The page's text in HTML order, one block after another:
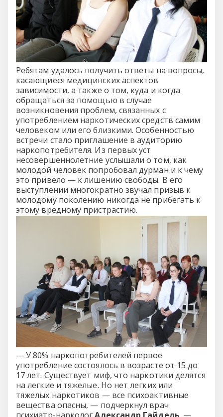
Ребятам удалось получить ответы на вопросы,
касающиеся медицинских аспектов
зависимости, а также о том, куда и когда
обращаться за помощью в случае
возникновения проблем, связанных с
употреблением наркотических средств самим
человеком или его близкими. Особенностью
встречи стало приглашение в аудиторию
наркопотребителя. Из первых уст
несовершеннолетние услышали о том, как
молодой человек попробовал дурман и к чему
это привело — к лишению свободы. В его
выступлении многократно звучал призыв к
молодому поколению никогда не прибегать к
этому вредному пристрастию.
— У 80% наркопотребителей первое
употребление состоялось в возрасте от 15 до
17 лет. Существует миф, что наркотики делятся
на легкие и тяжелые. Но нет легких или
тяжелых наркотиков — все психоактивные
вещества опасны, — подчеркнул врач
психиатр-наркологАлександр Гайдель. —